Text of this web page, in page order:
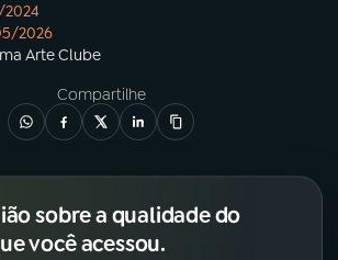
2024
2026
Arte Clube
Compartilhe
sobre a qualidade do
você acessou.